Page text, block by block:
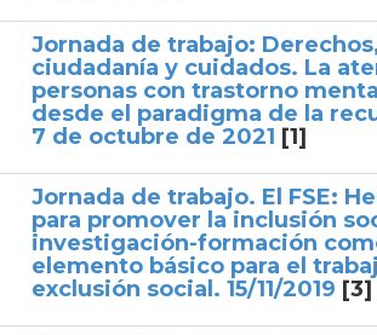
Jornada de trabajo: Derechos,
ciudadanía y cuidados. La
personas con trastorno
desde el paradigma de la
7 de octubre de 2021 [1]
Jornada de trabajo. El FSE:
para promover la inclusión
investigación-formación
elemento básico para el
exclusión social. 15/11/2019 [3]